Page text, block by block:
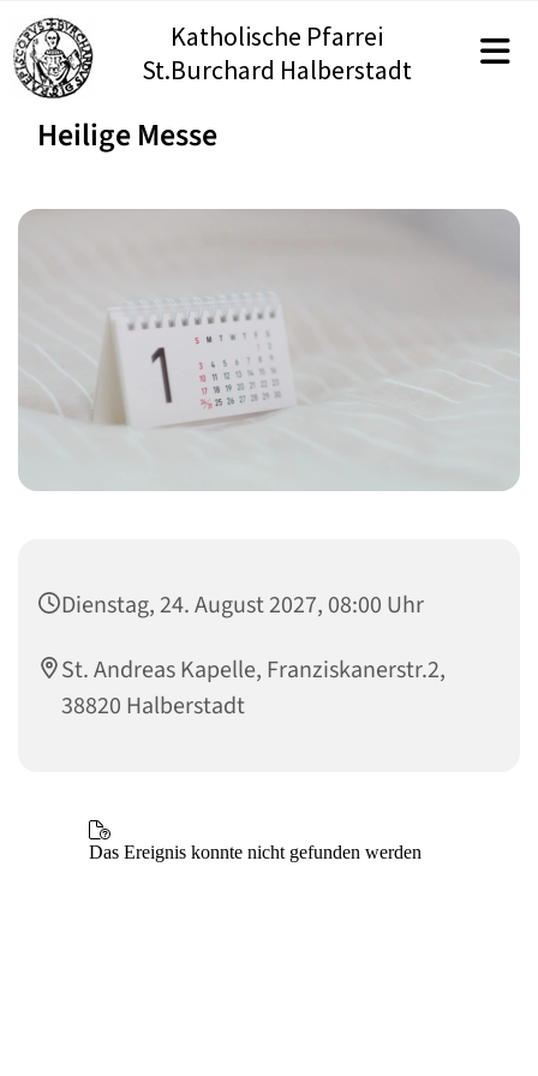
Katholische Pfarrei
St.Burchard Halberstadt
Heilige Messe
Dienstag, 24. August 2027, 08:00 Uhr
St. Andreas Kapelle, Franziskanerstr.2,
38820 Halberstadt